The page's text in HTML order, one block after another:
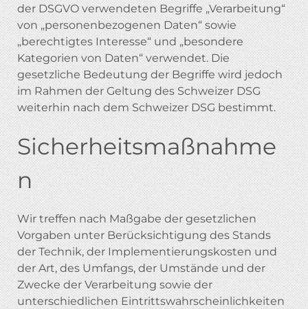
der DSGVO verwendeten Begriffe „Verarbeitung“
von „personenbezogenen Daten“ sowie
„berechtigtes Interesse“ und „besondere
Kategorien von Daten“ verwendet. Die
gesetzliche Bedeutung der Begriffe wird jedoch
im Rahmen der Geltung des Schweizer DSG
weiterhin nach dem Schweizer DSG bestimmt.
Sicherheitsmaßnahme
n
Wir treffen nach Maßgabe der gesetzlichen
Vorgaben unter Berücksichtigung des Stands
der Technik, der Implementierungskosten und
der Art, des Umfangs, der Umstände und der
Zwecke der Verarbeitung sowie der
unterschiedlichen Eintrittswahrscheinlichkeiten